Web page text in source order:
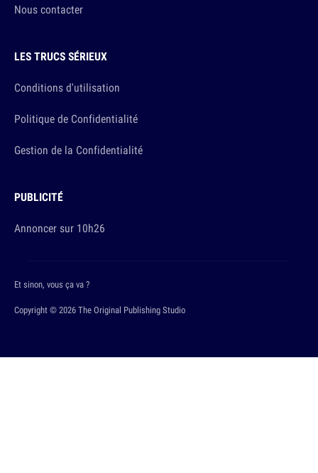
Nous contacter
LES TRUCS SÉRIEUX
Conditions d'utilisation
Politique de Confidentialité
Gestion de la Confidentialité
PUBLICITÉ
Annoncer sur 10h26
Copyright © 2026 The Original Publishing Studio
Et sinon, vous ça va ?